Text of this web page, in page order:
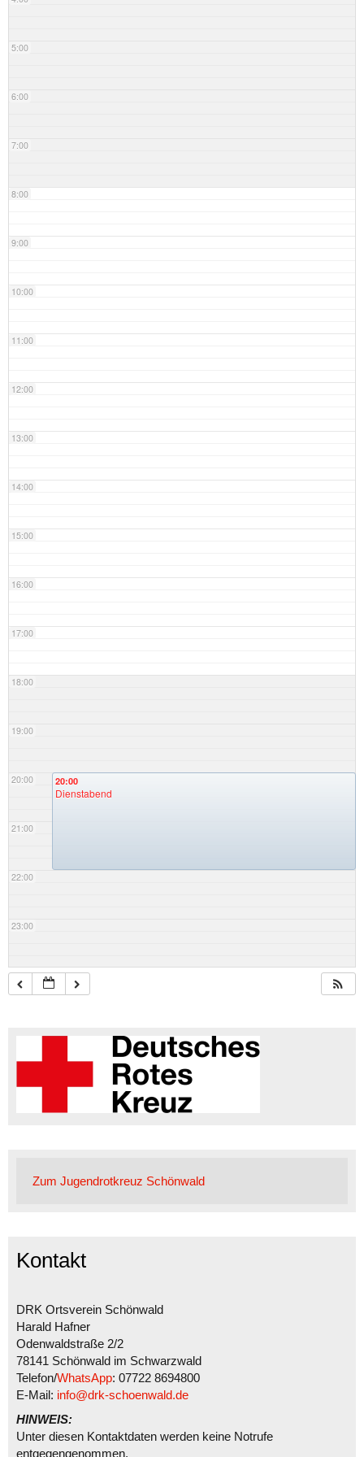
5:00
6:00
7:00
8:00
9:00
10:00
11:00
12:00
13:00
14:00
15:00
16:00
17:00
18:00
19:00
20:00
21:00
22:00
23:00
20:00
Dienstabend
Zum Jugendrotkreuz Schönwald
Kontakt
DRK Ortsverein Schönwald
Harald Hafner
Odenwaldstraße 2/2
78141 Schönwald im Schwarzwald
Telefon/WhatsApp: 07722 8694800
E-Mail: info@drk-schoenwald.de
HINWEIS:
Unter diesen Kontaktdaten werden keine Notrufe
entgegengenommen.